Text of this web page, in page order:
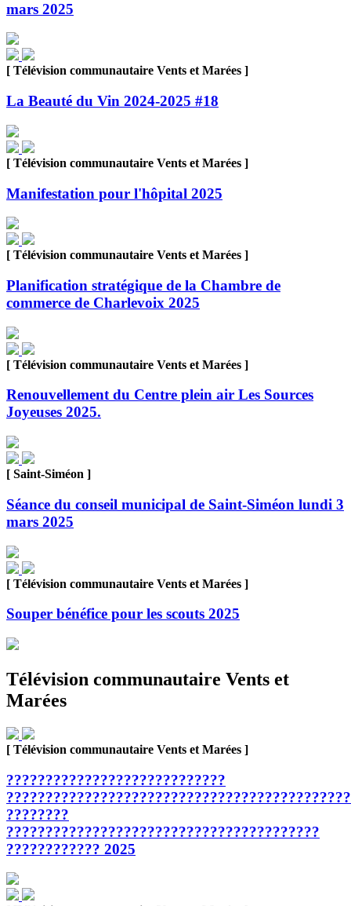
mars 2025
[ Télévision communautaire Vents et Marées ]
La Beauté du Vin 2024-2025 #18
[ Télévision communautaire Vents et Marées ]
Manifestation pour l'hôpital 2025
[ Télévision communautaire Vents et Marées ]
Planification stratégique de la Chambre de
commerce de Charlevoix 2025
[ Télévision communautaire Vents et Marées ]
Renouvellement du Centre plein air Les Sources
Joyeuses 2025.
[ Saint-Siméon ]
Séance du conseil municipal de Saint-Siméon lundi 3
mars 2025
[ Télévision communautaire Vents et Marées ]
Souper bénéfice pour les scouts 2025
Télévision communautaire Vents et
Marées
[ Télévision communautaire Vents et Marées ]
????????????????????????????
????????
????????????????????????????????????????
???????????? 2025